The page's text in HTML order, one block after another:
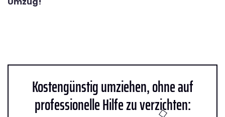
Kostengünstig umziehen, ohne auf
professionelle Hilfe zu verzichten: